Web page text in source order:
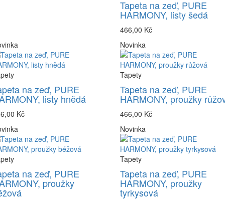
Tapeta na zeď, PURE
HARMONY, listy šedá
466,00 Kč
na zeď, PURE
listy hnědá
Kč
Novinka
Tapety
Tapeta na zeď, PURE
HARMONY, proužky
466,00 Kč
na zeď, PURE
proužky
Novinka
Tapety
Tapeta na zeď, PURE
HARMONY, proužky
tyrkysová